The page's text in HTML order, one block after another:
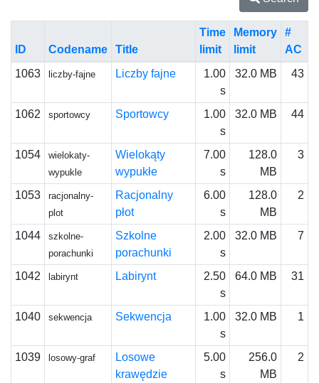
ID Codename Title
Time
limit
Memory
limit
#
AC
1063
liczby-fajne Liczby fajne
1.00
s
32.0 MB 43
1062 sportowcy Sportowcy
1.00
s
32.0 MB 44
1054
wielokaty-
wypukle
Wielokąty
wypukłe
7.00
s
128.0
MB
3
1053
racjonalny-
plot
Racjonalny
płot
6.00
s
128.0
MB
2
1044
szkolne-
porachunki
Szkolne
porachunki
2.00
s
32.0 MB 7
1042 labirynt Labirynt
2.50
s
64.0 MB 31
1040 sekwencja Sekwencja
1.00
s
32.0 MB 1
1039 losowy-graf
Losowe
krawędzie
5.00
s
256.0
MB
2